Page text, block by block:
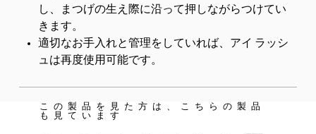
し、まつげの生え際に沿って押しながらつけてい
きます。
適切なお手入れと管理をしていれば、アイ ラッシ
ュは再度使用可能です。
この製品を見た方は、こちらの製品
も見ています